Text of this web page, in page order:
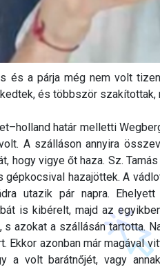
és a párja még nem volt
és többször szakítottak,
határ melletti
A szálláson annyira
hogy vigye őt haza. Sz.
gépkocsival hazajöttek. A
utazik pár napra.
is kibérelt, majd az
azokat a szállásán tartotta.
Ekkor azonban már magával
a volt barátnőjét, vagy